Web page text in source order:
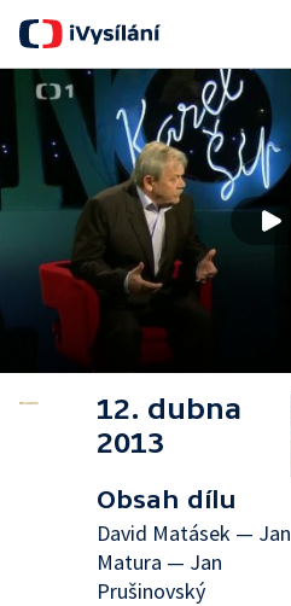
12. dubna
2013
Obsah dílu
David Matásek — Jan
Matura — Jan
Prušinovský